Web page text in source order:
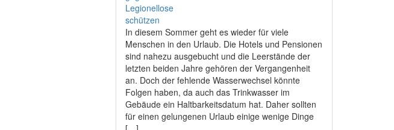
In diesem Sommer geht es wieder für viele
Menschen in den Urlaub. Die Hotels und Pensionen
sind nahezu ausgebucht und die Leerstände der
letzten beiden Jahre gehören der Vergangenheit
an. Doch der fehlende Wasserwechsel könnte
Folgen haben, da auch das Trinkwasser im
Gebäude ein Haltbarkeitsdatum hat. Daher sollten
für einen gelungenen Urlaub einige wenige Dinge